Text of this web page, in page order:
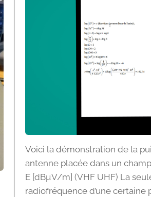
Voici la démonstration de la
antenne placée dans un
E [dBµV/m] (VHF UHF) La
radiofréquence d’une certaine